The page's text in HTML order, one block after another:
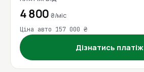
4 800₴/міс
Ціна авто 157 000 ₴
Дізнатись платіж